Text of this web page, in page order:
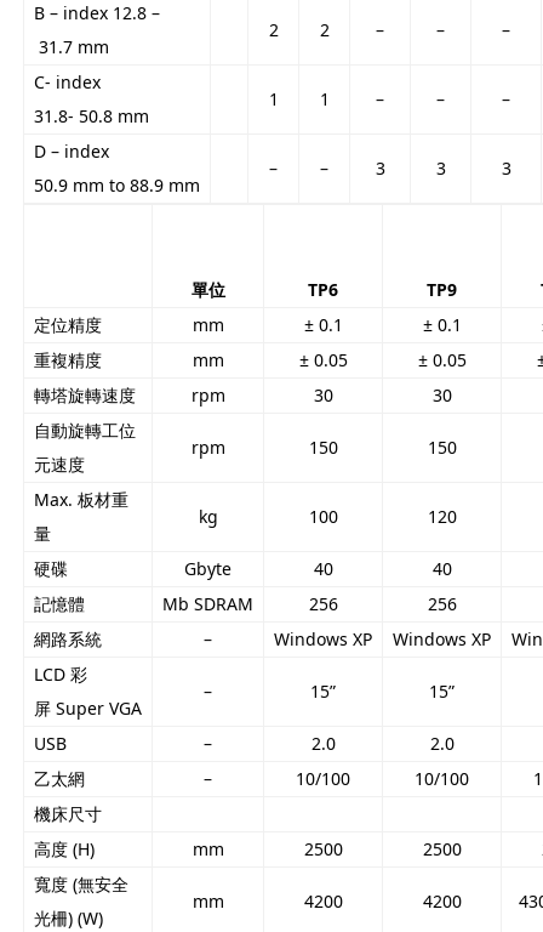
B – index 12.8 –
31.7 mm
2 2 – – –
C- index
31.8- 50.8 mm
1 1 – – –
D – index
50.9 mm to 88.9 mm
– – 3 3 3
單位 TP6 TP9
定位精度
mm ± 0.1 ± 0.1
重複精度
mm ± 0.05 ± 0.05
轉塔旋轉速度
rpm 30
30
自動旋轉工位
元速度
rpm 150 150
Max. 板材重
量
kg 100 120
硬碟 Gbyte 40
40
記憶體
Mb SDRAM 256
256
網路系統
– Windows XP Windows XP
LCD 彩
屏 Super VGA
– 15” 15”
USB – 2.0
2.0
乙太網
– 10/100 10/100
機床尺寸
高度 (H)
mm 2500 2500
寬度 (無安全
光柵) (W)
mm 4200 4200